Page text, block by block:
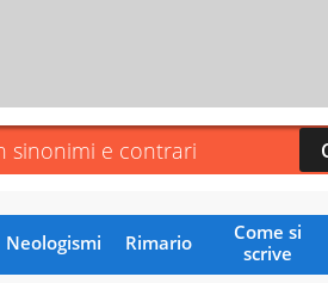
Neologismi Rimario
Come si
scrive